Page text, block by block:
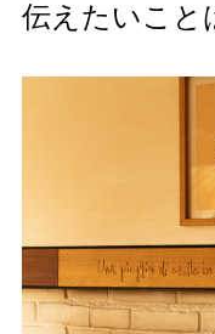
伝えたいこと